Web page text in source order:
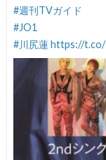
#週刊TVガイド
#JO1
#川尻蓮https://t.co/